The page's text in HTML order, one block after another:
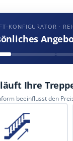
KONFIGURATOR ·
Ihre
beeinflusst den